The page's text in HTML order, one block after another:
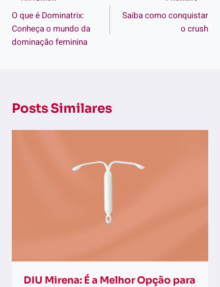
de
Post
O que é Dominatrix:
Conheça o mundo da
dominação feminina
Saiba como conquistar
o crush
Posts Similares
DIU Mirena: É a Melhor Opção para